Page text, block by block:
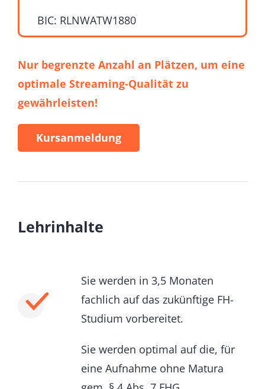
BIC: RLNWATW1880
Nur begrenzte Anzahl an Plätzen, um eine
optimale Streaming-Qualität zu
gewährleisten!
Kursanmeldung
Lehrinhalte
Sie werden in 3,5 Monaten
fachlich auf das zukünftige FH-
Studium vorbereitet.
Sie werden optimal auf die, für
eine Aufnahme ohne Matura